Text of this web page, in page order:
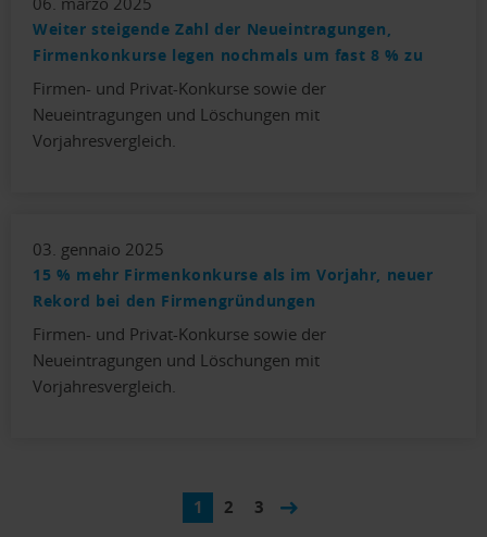
Weiter steigende Zahl der Neueintragungen,
Firmenkonkurse legen nochmals um fast 8 % zu
Firmen- und Privat-Konkurse sowie der
Neueintragungen und Löschungen mit
Vorjahresvergleich.
03. gennaio 2025
15 % mehr Firmenkonkurse als im Vorjahr, neuer
Rekord bei den Firmengründungen
Firmen- und Privat-Konkurse sowie der
Neueintragungen und Löschungen mit
Vorjahresvergleich.
1 2 3